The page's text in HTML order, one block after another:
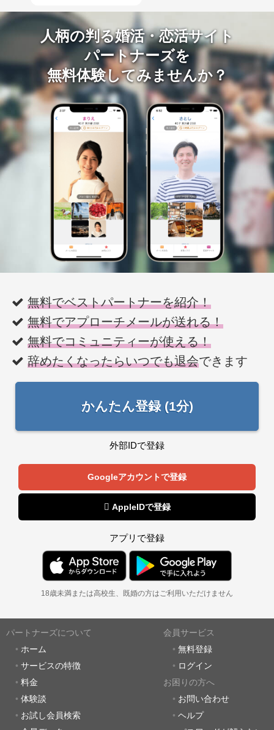
人柄の判る婚活・恋活サイト
パートナーズを
無料体験してみませんか？
無料でベストパートナーを紹介！
無料でアプローチメールが送れる！
無料でコミュニティーが使える！
辞めたくなったらいつでも退会できます
かんたん登録 (1分)
外部IDで登録
Googleアカウントで登録
 AppleIDで登録
アプリで登録
18歳未満または高校生、既婚の方はご利用いただけません
パートナーズについて
ホーム
サービスの特徴
料金
体験談
お試し会員検索
会員サービス
無料登録
ログイン
お困りの方へ
お問い合わせ
ヘルプ